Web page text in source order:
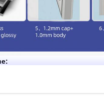
cancello girevole del
con forma semplice,
sicurezza e l'affidabilità, che